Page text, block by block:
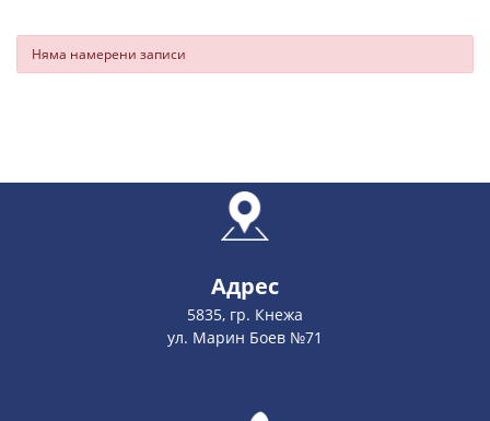
Няма намерени записи
Адрес
5835, гр. Кнежа
ул. Марин Боев №71